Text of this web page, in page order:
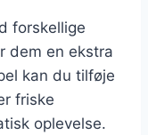
forskellige
dem en ekstra
kan du tilføje
friske
oplevelse.